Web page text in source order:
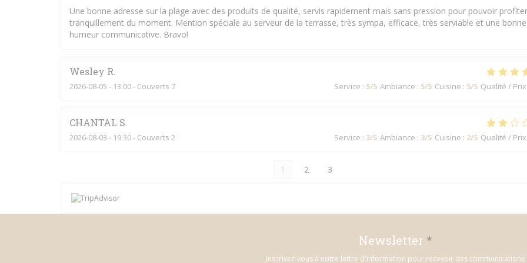
Une bonne adresse sur la plage avec des produits de qualité, servis rapidement mais sans pression pour pouvoir profiter
tranquillement du moment. Mention spéciale au serveur de la terrasse, très sympa, efficace, très serviable et une bonne
humeur communicative. Bravo!
Wesley R
2026-08-05 - 13:00 - Couverts 7 Service : 5/5 Ambiance : 5/5 Cuisine : 5/5 Qualité / Prix
CHANTAL S
2026-08-03 - 19:30 - Couverts 2 Service : 3/5 Ambiance : 3/5 Cuisine : 2/5 Qualité / Prix
1 2 3
Newsletter *
Inscrivez-vous à notre lettre d'information pour recevoir des communications